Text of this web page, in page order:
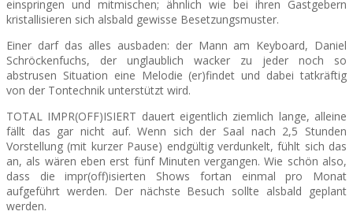
einspringen und mitmischen; ähnlich wie bei ihren Gastgebern
kristallisieren sich alsbald gewisse Besetzungsmuster.
Einer darf das alles ausbaden: der Mann am Keyboard, Daniel
Schröckenfuchs, der unglaublich wacker zu jeder noch so
abstrusen Situation eine Melodie (er)findet und dabei tatkräftig
von der Tontechnik unterstützt wird.
TOTAL IMPR(OFF)ISIERT dauert eigentlich ziemlich lange, alleine
fällt das gar nicht auf. Wenn sich der Saal nach 2,5 Stunden
Vorstellung (mit kurzer Pause) endgültig verdunkelt, fühlt sich das
an, als wären eben erst fünf Minuten vergangen. Wie schön also,
dass die impr(off)isierten Shows fortan einmal pro Monat
aufgeführt werden. Der nächste Besuch sollte alsbald geplant
werden.